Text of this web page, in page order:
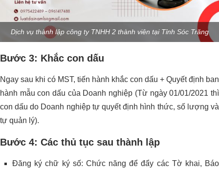
Dịch vụ thành lập công ty TNHH 2 thành viên tại Tỉnh Sóc Trăng
Bước 3: Khắc con dấu
Ngay sau khi có MST, tiến hành khắc con dấu + Quyết định ban
hành mẫu con dấu của Doanh nghiệp (Từ ngày 01/01/2021 thì
con dấu do Doanh nghiệp tự quyết định hình thức, số lượng và
tự quản lý).
Bước 4: Các thủ tục sau thành lập
Đăng ký chữ ký số: Chức năng để đẩy các Tờ khai, Báo